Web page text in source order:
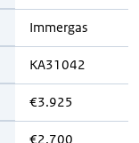
Immergas
KA31042
€3.925
€2.700